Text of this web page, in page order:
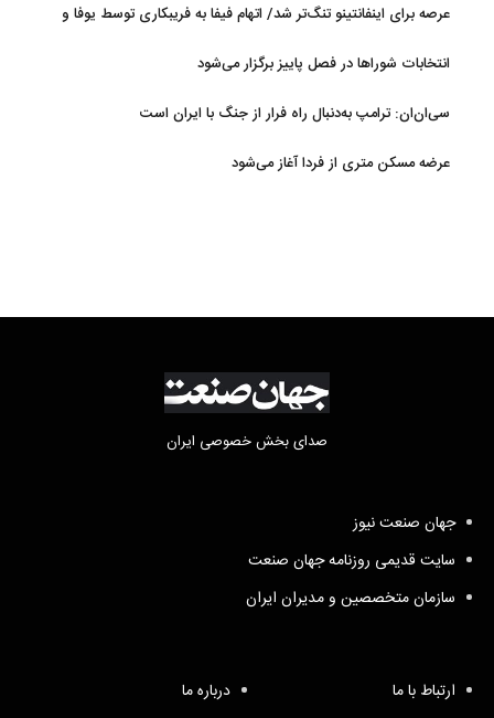
عرصه برای اینفانتینو تنگ‌تر شد/ اتهام فیفا به فریبکاری توسط یوفا و
انتخابات شوراها در فصل پاییز برگزار می‌شود
سی‌ان‌ان: ترامپ به‌دنبال راه فرار از جنگ با ایران است
عرضه مسکن متری از فردا آغاز می‌شود
صدای بخش خصوصی ایران
جهان صنعت نیوز
سایت قدیمی روزنامه جهان صنعت
سازمان متخصصین و مدیران ایران
ارتباط با ما درباره ما